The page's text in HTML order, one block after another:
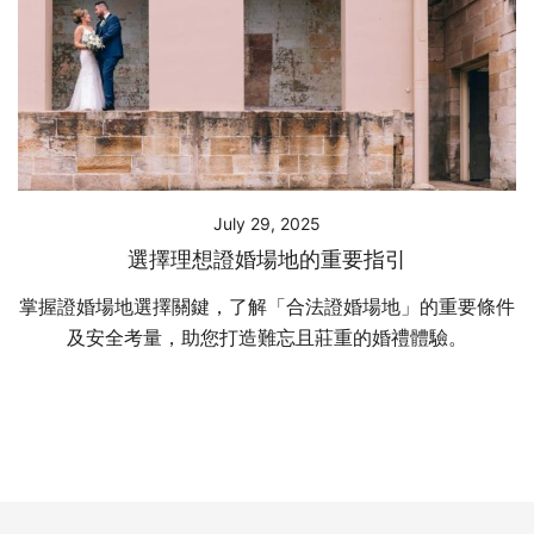
July 29, 2025
選擇理想證婚場地的重要指引
掌握證婚場地選擇關鍵，了解「合法證婚場地」的重要條件
及安全考量，助您打造難忘且莊重的婚禮體驗。